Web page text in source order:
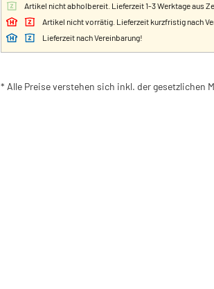
Artikel nicht abholbereit. Lieferzeit 1-3 Werktage aus
Artikel nicht vorrätig. Lieferzeit kurzfristig nach
Lieferzeit nach Vereinbarung!
* Alle Preise verstehen sich inkl. der gesetzlichen